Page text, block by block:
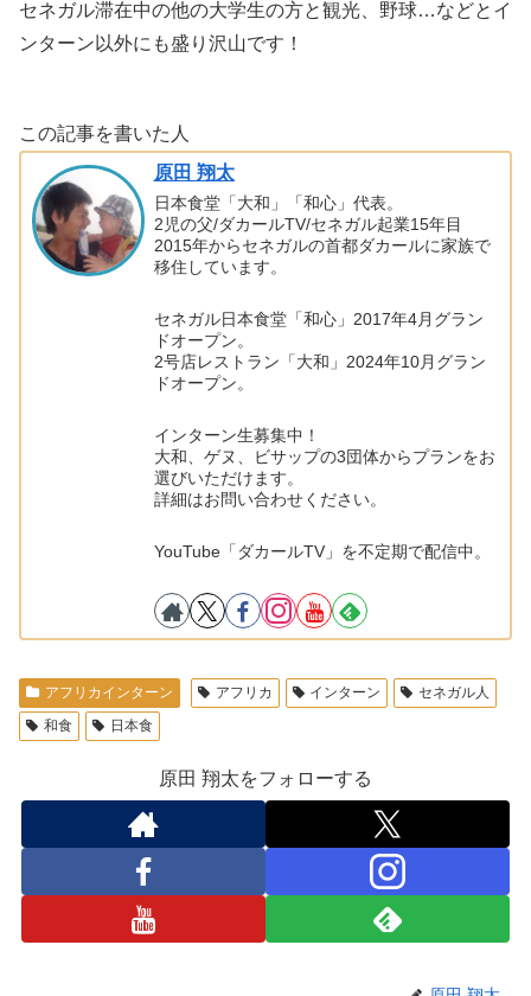
セネガル滞在中の他の大学生の方と観光、野球…などとイ
ンターン以外にも盛り沢山です！
この記事を書いた人
原田 翔太
日本食堂「大和」「和心」代表。
2児の父/ダカールTV/セネガル起業15年目
2015年からセネガルの首都ダカールに家族で
移住しています。
セネガル日本食堂「和心」2017年4月グラン
ドオープン。
2号店レストラン「大和」2024年10月グラン
ドオープン。
インターン生募集中！
大和、ゲヌ、ビサップの3団体からプランをお
選びいただけます。
詳細はお問い合わせください。
YouTube「ダカールTV」を不定期で配信中。
アフリカインターン アフリカ インターン
セネガル人
和食
日本食
原田 翔太をフォローする